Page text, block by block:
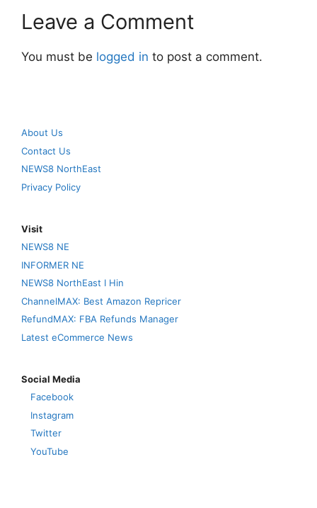
Leave a Comment
You must be logged in to post a comment.
About Us
Contact Us
NEWS8 NorthEast
Privacy Policy
Visit
NEWS8 NE
INFORMER NE
NEWS8 NorthEast I Hin
ChannelMAX: Best Amazon Repricer
RefundMAX: FBA Refunds Manager
Latest eCommerce News
Social Media
Facebook
Instagram
Twitter
YouTube